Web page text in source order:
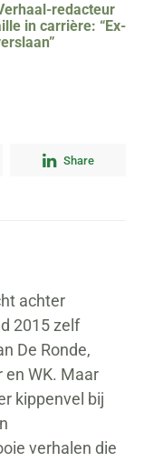
redacteur
in carrière: “Ex-
Share
achter
2015 zelf
De Ronde,
en WK. Maar
kippenvel bij
verhalen die